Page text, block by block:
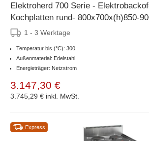
Elektroherd 700 Serie -
Kochplatten rund- 800x700x(h)850-
1 - 3 Werktage
Temperatur bis (°C): 300
Außenmaterial: Edelstahl
Energieträger: Netzstrom
3.147,30 €
3.745,29 € inkl. MwSt.
Express